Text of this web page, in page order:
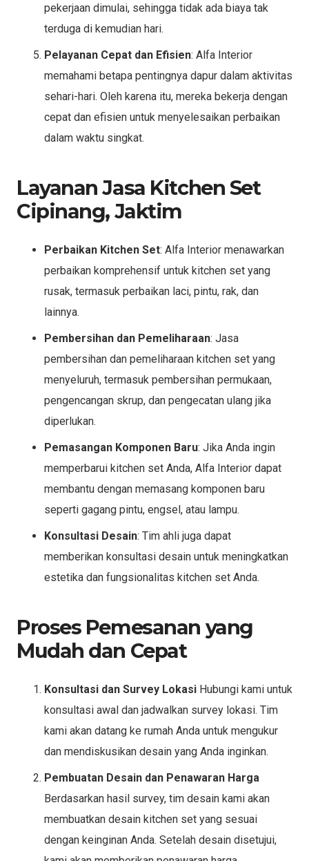
pekerjaan dimulai, sehingga tidak ada biaya tak
terduga di kemudian hari.
Pelayanan Cepat dan Efisien: Alfa Interior
memahami betapa pentingnya dapur dalam aktivitas
sehari-hari. Oleh karena itu, mereka bekerja dengan
cepat dan efisien untuk menyelesaikan perbaikan
dalam waktu singkat.
Layanan Jasa Kitchen Set
Cipinang, Jaktim
Perbaikan Kitchen Set: Alfa Interior menawarkan
perbaikan komprehensif untuk kitchen set yang
rusak, termasuk perbaikan laci, pintu, rak, dan
lainnya.
Pembersihan dan Pemeliharaan: Jasa
pembersihan dan pemeliharaan kitchen set yang
menyeluruh, termasuk pembersihan permukaan,
pengencangan skrup, dan pengecatan ulang jika
diperlukan.
Pemasangan Komponen Baru: Jika Anda ingin
memperbarui kitchen set Anda, Alfa Interior dapat
membantu dengan memasang komponen baru
seperti gagang pintu, engsel, atau lampu.
Konsultasi Desain: Tim ahli juga dapat
memberikan konsultasi desain untuk meningkatkan
estetika dan fungsionalitas kitchen set Anda.
Proses Pemesanan yang
Mudah dan Cepat
Konsultasi dan Survey Lokasi Hubungi kami untuk
konsultasi awal dan jadwalkan survey lokasi. Tim
kami akan datang ke rumah Anda untuk mengukur
dan mendiskusikan desain yang Anda inginkan.
Pembuatan Desain dan Penawaran Harga
Berdasarkan hasil survey, tim desain kami akan
membuatkan desain kitchen set yang sesuai
dengan keinginan Anda. Setelah desain disetujui,